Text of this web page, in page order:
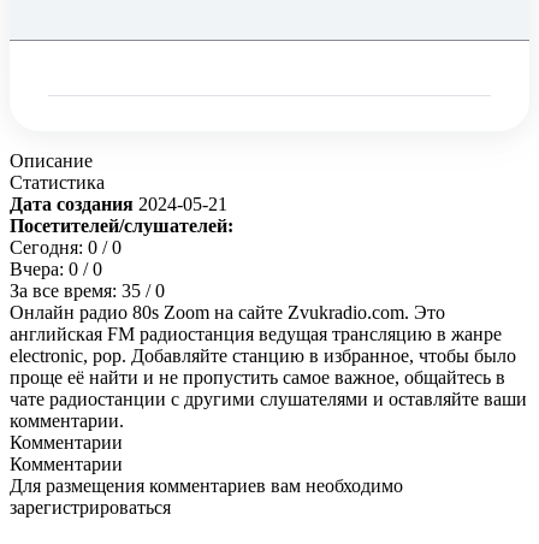
Описание
Статистика
Дата создания 2024-05-21
Посетителей/слушателей:
Сегодня: 0 / 0
Вчера: 0 / 0
За все время: 35 / 0
Онлайн радио 80s Zoom на сайте Zvukradio.com. Это
английская FM радиостанция ведущая трансляцию в жанре
electronic, pop. Добавляйте станцию в избранное, чтобы было
проще её найти и не пропустить самое важное, общайтесь в
чате радиостанции с другими слушателями и оставляйте ваши
комментарии.
Комментарии
Комментарии
Для размещения комментариев вам необходимо
зарегистрироваться